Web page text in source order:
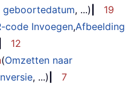
geboortedatum, ...)
19
code Invoegen,Afbeelding
12
(Omzetten naar
, ...)
7